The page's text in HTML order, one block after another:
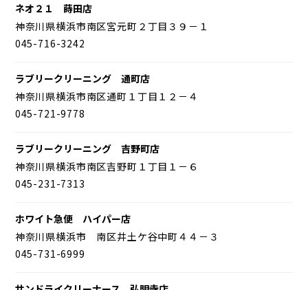
ネオ２１ 蒔田店
神奈川県横浜市南区宮元町２丁目３９－１
045-716-3242
ラブリークリーニング 通町店
神奈川県横浜市南区通町１丁目１２－４
045-721-9778
ラブリークリーニング 吉野町店
神奈川県横浜市南区吉野町１丁目１－６
045-231-7313
ホワイト急便 ハイパー店
神奈川県横浜市 南区井土ケ谷中町４４－３
045-731-6999